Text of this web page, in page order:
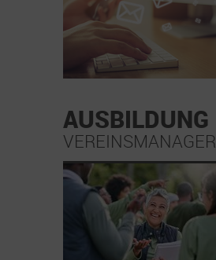
AUSBILDUNG
VEREINSMANAGER